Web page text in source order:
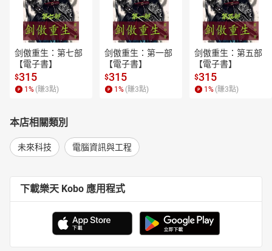
剑傲重生：第七部
【電子書】
$315
1 % (賺3點)
剑傲重生：第一部
【電子書】
$315
1 % (賺3點)
剑傲重生：第五部
【電子書】
$315
1 % (賺3點)
本店相關類別
未來科技 電腦資訊與工程
下載樂天 Kobo 應用程式